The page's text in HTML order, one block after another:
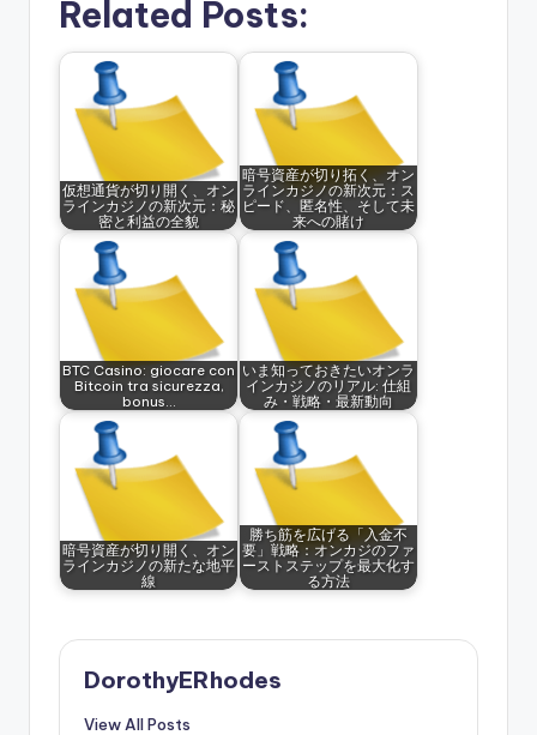
Related Posts:
仮想通貨が切り開く、オン
ラインカジノの新次元：秘
密と利益の全貌
暗号資産が切り拓く、オン
ラインカジノの新次元：ス
ピード、匿名性、そして未
来への賭け
BTC Casino: giocare con
Bitcoin tra sicurezza,
bonus…
いま知っておきたいオンラ
インカジノのリアル: 仕組
み・戦略・最新動向
暗号資産が切り開く、オン
ラインカジノの新たな地平
線
勝ち筋を広げる「入金不
要」戦略：オンカジのファ
ーストステップを最大化す
る方法
DorothyERhodes
View All Posts